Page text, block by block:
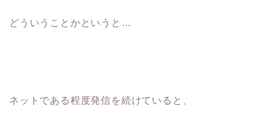
どういうことかというと…
ネットである程度発信を続けていると、